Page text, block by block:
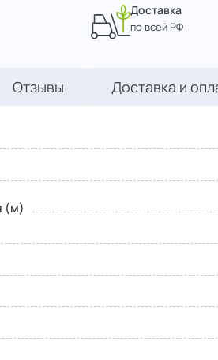
Доставка
по всей РФ
Отзывы Доставка и
(м)